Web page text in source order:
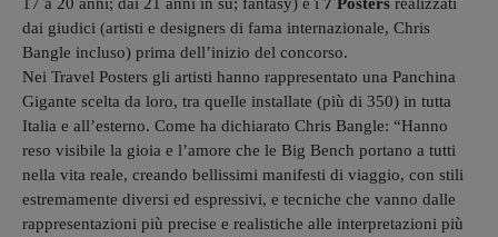
dai giudici (artisti e designers di fama internazionale, Chris
Bangle incluso) prima dell’inizio del concorso.
Nei Travel Posters gli artisti hanno rappresentato una Panchina
Gigante scelta da loro, tra quelle installate (più di 350) in tutta
Italia e all’esterno. Come ha dichiarato Chris Bangle: “Hanno
reso visibile la gioia e l’amore che le Big Bench portano a tutti
nella vita reale, creando bellissimi manifesti di viaggio, con stili
estremamente diversi ed espressivi, e tecniche che vanno dalle
rappresentazioni più precise e realistiche alle interpretazioni più